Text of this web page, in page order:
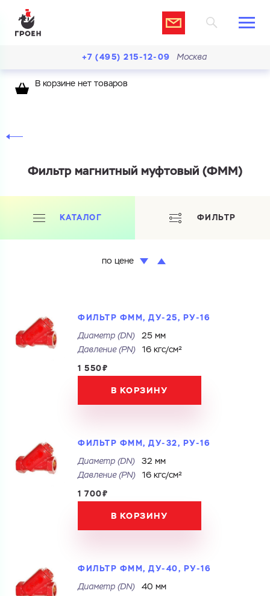
+7 (495) 215-12-09 Москва
В корзине нет товаров
Фильтр магнитный муфтовый (ФММ)
КАТАЛОГ
по цене
ФИЛЬТР
ФИЛЬТР ФММ, ДУ-25, РУ-16
Диаметр (DN)
25 мм
Давление (РN)
16 кгс/см²
1 550₽
В КОРЗИНУ
ФИЛЬТР ФММ, ДУ-32, РУ-16
Диаметр (DN)
32 мм
Давление (РN)
16 кгс/см²
1 700₽
В КОРЗИНУ
ФИЛЬТР ФММ, ДУ-40, РУ-16
Диаметр (DN)
40 мм